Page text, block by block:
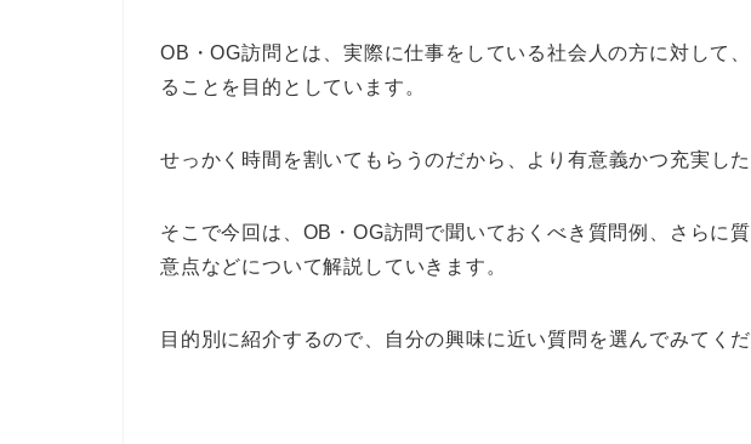
OB・OG訪問とは、実際に仕事をしている社会人の方に対して
ることを目的としています。
せっかく時間を割いてもらうのだから、より有意義かつ充実し
そこで今回は、OB・OG訪問で聞いておくべき質問例、さらに
意点などについて解説していきます。
目的別に紹介するので、自分の興味に近い質問を選んでみてくだ